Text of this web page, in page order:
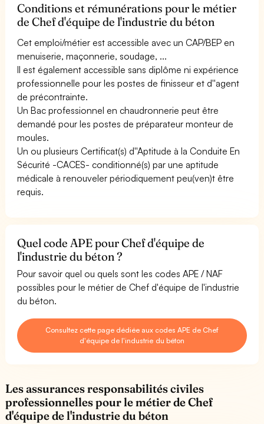
Conditions et rémunérations pour le métier
de Chef d'équipe de l'industrie du béton
Cet emploi/métier est accessible avec un CAP/BEP en
menuiserie, maçonnerie, soudage, ...
Il est également accessible sans diplôme ni expérience
professionnelle pour les postes de finisseur et d''agent
de précontrainte.
Un Bac professionnel en chaudronnerie peut être
demandé pour les postes de préparateur monteur de
moules.
Un ou plusieurs Certificat(s) d''Aptitude à la Conduite En
Sécurité -CACES- conditionné(s) par une aptitude
médicale à renouveler périodiquement peu(ven)t être
requis.
Quel code APE pour Chef d'équipe de
l'industrie du béton ?
Pour savoir quel ou quels sont les codes APE / NAF
possibles pour le métier de Chef d'équipe de l'industrie
du béton.
Consultez cette page dédiée aux codes APE de Chef
d'équipe de l'industrie du béton
Les assurances responsabilités civiles
professionnelles pour le métier de Chef
d'équipe de l'industrie du béton